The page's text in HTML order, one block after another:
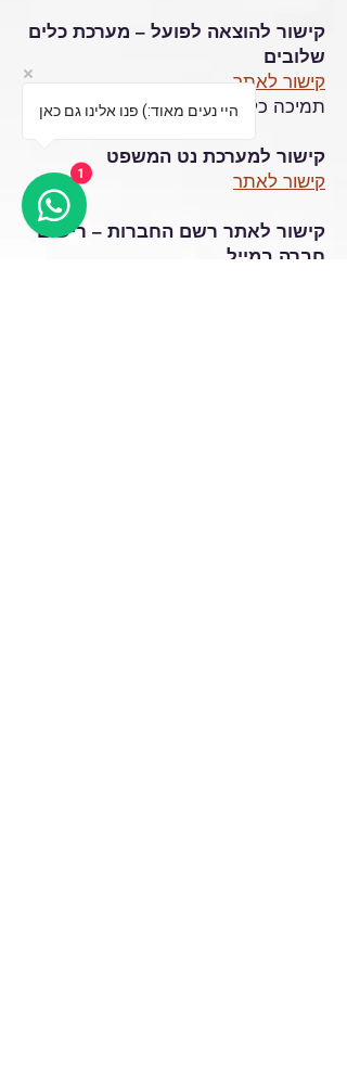
קישור להוצאה לפועל – מערכת כלים
שלובים
קישור לאתר
תמיכה כלים שלובים-02-5084033
קישור למערכת נט המשפט
קישור לאתר
קישור לאתר רשם החברות – רישום
חברה במייל
היי נעים מאוד:) פנו אלינו גם כאן
1